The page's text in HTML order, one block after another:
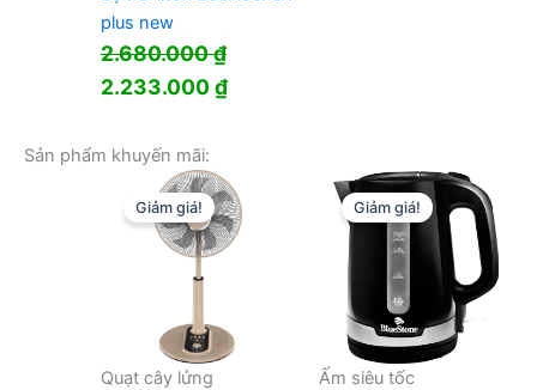
plus new
2.680.000₫
Giá
là:
2.680.000 ₫.
2.233.000₫Giá
là:
2.233.000 ₫.
Sản phẩm khuyến mãi:
Giảm giá!
Quạt cây lửng
Giảm giá!
Ấm siêu tốc